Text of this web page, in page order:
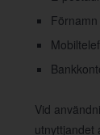
Vid
utnyttjandet